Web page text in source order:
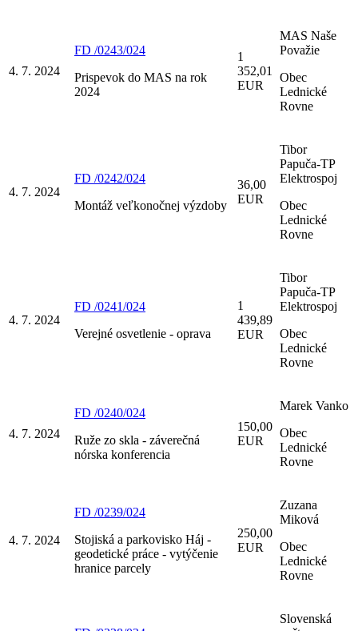
4. 7. 2024
FD /0243/024
Prispevok do MAS na rok
2024
1
352,01
EUR
MAS Naše
Považie
Obec
Lednické
Rovne
4. 7. 2024
FD /0242/024
Montáž veľkonočnej výzdoby
36,00
EUR
Tibor
Papuča-TP
Elektrospoj
Obec
Lednické
Rovne
4. 7. 2024
FD /0241/024
Verejné osvetlenie - oprava
1
439,89
EUR
Tibor
Papuča-TP
Elektrospoj
Obec
Lednické
Rovne
4. 7. 2024
FD /0240/024
Ruže zo skla - záverečná
nórska konferencia
150,00
EUR
Marek Vanko
Obec
Lednické
Rovne
4. 7. 2024
FD /0239/024
Stojiská a parkovisko Háj -
geodetické práce - vytýčenie
hranice parcely
250,00
EUR
Zuzana
Miková
Obec
Lednické
Rovne
Slovenská